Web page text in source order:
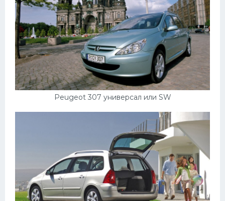
Peugeot 307 универсал или SW